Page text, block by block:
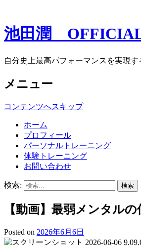
池田潤
自分史上最高パフォーマンスを実現す
メニュー
コンテンツへスキップ
ホーム
プロフィール
パーソナルトレーニング
体験トレーニング
お問い合わせ
検索:
【動画】最弱メンタル
Posted on 2026年6月6日